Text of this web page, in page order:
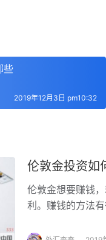
些
2019年12月3日 pm10:32
伦敦金投资如
伦敦金想要赚钱
利。赚钱的方法
无疑是我们。